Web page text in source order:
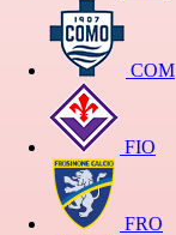
COM
FIO
FRO